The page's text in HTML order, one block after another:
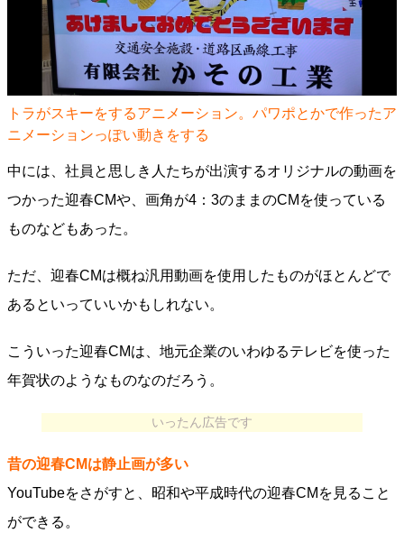
トラがスキーをするアニメーション。パワポとかで作ったア
ニメーションっぽい動きをする
中には、社員と思しき人たちが出演するオリジナルの動画を
つかった迎春CMや、画角が4：3のままのCMを使っている
ものなどもあった。
ただ、迎春CMは概ね汎用動画を使用したものがほとんどで
あるといっていいかもしれない。
こういった迎春CMは、地元企業のいわゆるテレビを使った
年賀状のようなものなのだろう。
いったん広告です
昔の迎春CMは静止画が多い
YouTubeをさがすと、昭和や平成時代の迎春CMを見ること
ができる。